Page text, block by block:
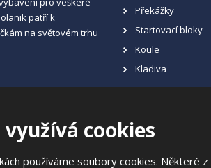
cookies
používáme soubory cookies.
patří k
na světovém trhu
Překážky
Startovací bloky
Koule
Kladiva
|Ochrana osobních údajů|Mapa stránek |